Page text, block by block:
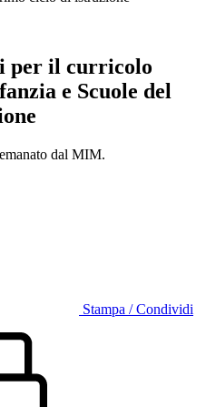
per il curricolo
e Scuole del
dal MIM.
Stampa / Condividi